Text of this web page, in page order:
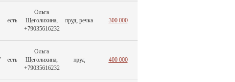
есть
Ольга
Щеголихина,
+79035616232
пруд, речка 300 000
есть
Ольга
Щеголихина,
+79035616232
пруд 400 000